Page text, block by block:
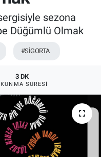
sezona
Düğümlü Olmak
#SİGORTA
3 DK
SÜRESI